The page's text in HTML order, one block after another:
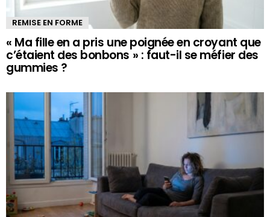
REMISE EN FORME
« Ma fille en a pris une poignée en croyant que
c’étaient des bonbons » : faut-il se méfier des
gummies ?